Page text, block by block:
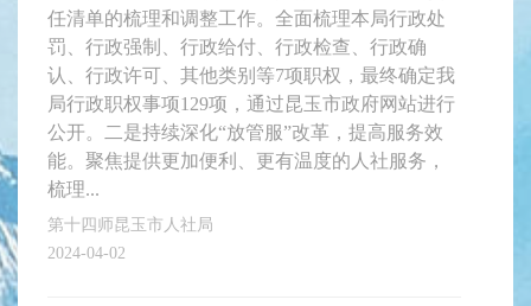
任清单的梳理和调整工作。全面梳理本局行政处
罚、行政强制、行政给付、行政检查、行政确
认、行政许可、其他类别等7项职权，最终确定我
局行政职权事项129项，通过昆玉市政府网站进行
公开。二是持续深化“放管服”改革，提高服务效
能。聚焦提供更加便利、更有温度的人社服务，
梳理...
第十四师昆玉市人社局
2024-04-02